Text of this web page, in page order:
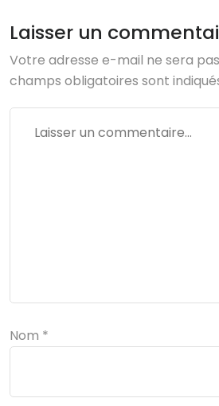
Laisser un
Votre adresse e-mail ne sera
champs obligatoires sont
Nom *